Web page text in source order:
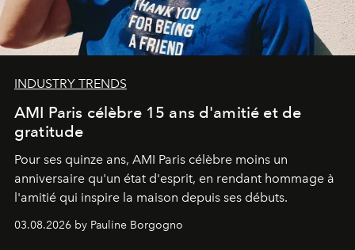
INDUSTRY TRENDS
AMI Paris célèbre 15 ans d'amitié et de
gratitude
Pour ses quinze ans, AMI Paris célèbre moins un
anniversaire qu'un état d'esprit, en rendant hommage à
l'amitié qui inspire la maison depuis ses débuts.
03.08.2026 by Pauline Borgogno